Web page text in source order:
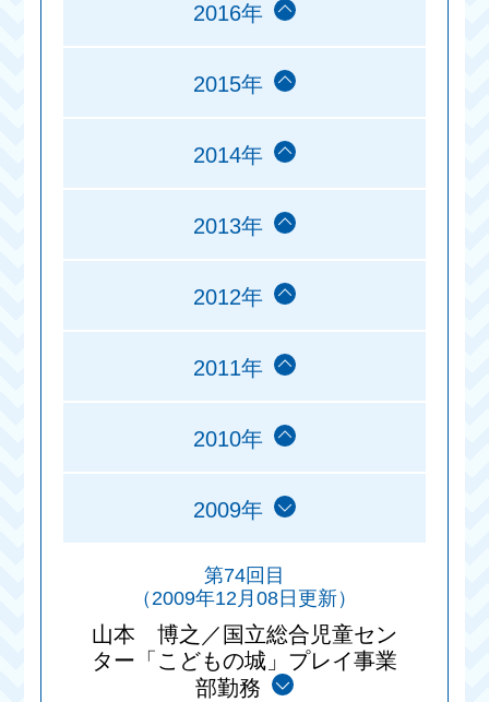
2016年
2015年
2014年
2013年
2012年
2011年
2010年
2009年
第74回目
（2009年12月08日更新）
山本 博之／国立総合児童セン
ター「こどもの城」プレイ事業
部勤務